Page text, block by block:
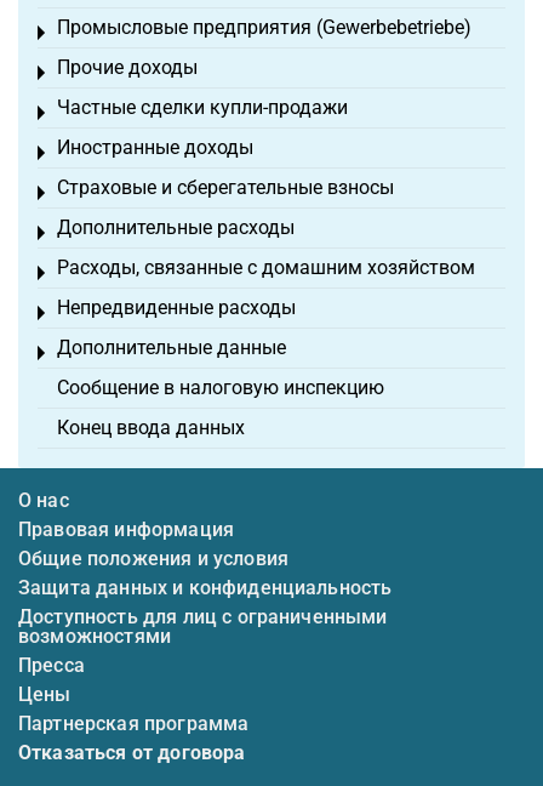
Промысловые предприятия (Gewerbebetriebe)
Toggle menu
Прочие доходы
Toggle menu
Частные сделки купли-продажи
Toggle menu
Иностранные доходы
Toggle menu
Страховые и сберегательные взносы
Toggle menu
Дополнительные расходы
Toggle menu
Расходы, связанные с домашним хозяйством
Toggle menu
Непредвиденные расходы
Toggle menu
Дополнительные данные
Toggle menu
Сообщение в налоговую инспекцию
Конец ввода данных
О нас
Правовая информация
Общие положения и условия
Защита данных и конфиденциальность
Доступность для лиц с ограниченными
возможностями
Пресса
Цены
Партнерская программа
Отказаться от договора